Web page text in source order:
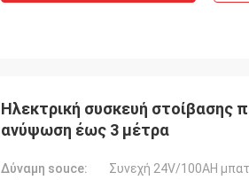
Ηλεκτρική συσκευή στοίβασης
ανύψωση έως 3 μέτρα
Δύναμη souce:
Συνεχή 24V/100AH